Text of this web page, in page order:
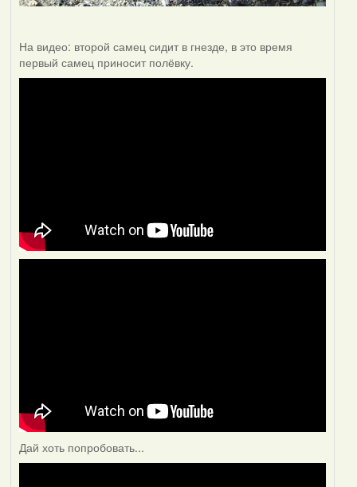
На видео: второй самец сидит в гнезде, в это время
первый самец приносит полёвку.
Дай хоть попробовать...